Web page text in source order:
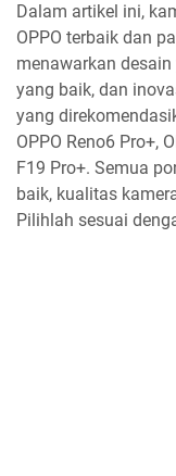
Dalam artikel ini,
OPPO terbaik dan
menawarkan
yang baik, dan
yang
OPPO Reno6 Pro+,
F19 Pro+. Semua
baik, kualitas
Pilihlah sesuai